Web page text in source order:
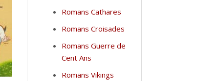
Romans Cathares
Romans Croisades
Romans Guerre de
Cent Ans
Romans Vikings